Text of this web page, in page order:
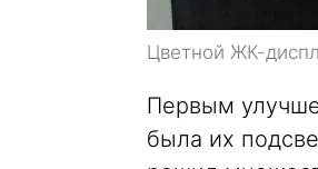
Цветной ЖК-
Первым
была их